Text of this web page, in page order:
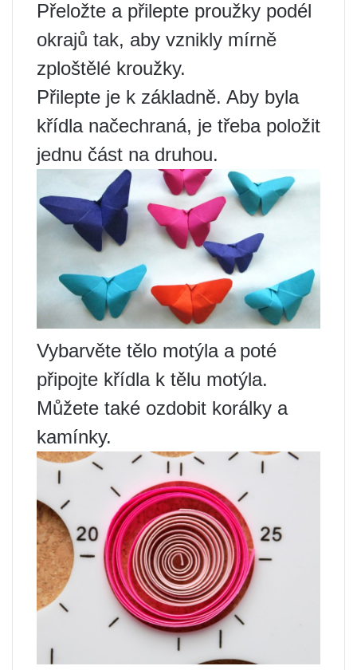
Přeložte a přilepte proužky podél
okrajů tak, aby vznikly mírně
zploštělé kroužky.
Přilepte je k základně. Aby byla
křídla načechraná, je třeba položit
jednu část na druhou.
Vybarvěte tělo motýla a poté
připojte křídla k tělu motýla.
Můžete také ozdobit korálky a
kamínky.